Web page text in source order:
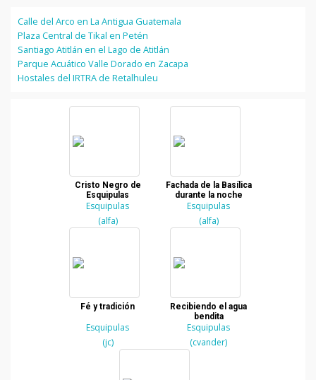
Calle del Arco en La Antigua Guatemala
Plaza Central de Tikal en Petén
Santiago Atitlán en el Lago de Atitlán
Parque Acuático Valle Dorado en Zacapa
Hostales del IRTRA de Retalhuleu
Cristo Negro de
Esquipulas
Esquipulas
(alfa)
Fachada de la Basílica
durante la noche
Esquipulas
(alfa)
Fé y tradición
Esquipulas
(jc)
Recibiendo el agua
bendita
Esquipulas
(cvander)